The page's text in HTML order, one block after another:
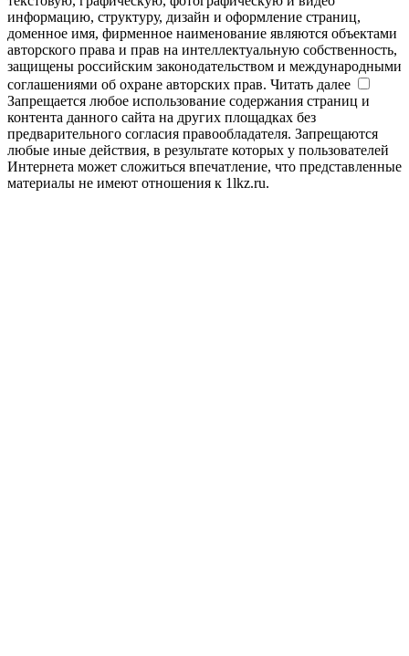
информацию, структуру, дизайн и оформление страниц,
доменное имя, фирменное наименование являются объектами
авторского права и прав на интеллектуальную собственность,
защищены российским законодательством и международными
соглашениями об охране авторских прав. Читать далее
Запрещается любое использование содержания страниц и
контента данного сайта на других площадках без
предварительного согласия правообладателя. Запрещаются
любые иные действия, в результате которых у пользователей
Интернета может сложиться впечатление, что представленные
материалы не имеют отношения к 1lkz.ru.